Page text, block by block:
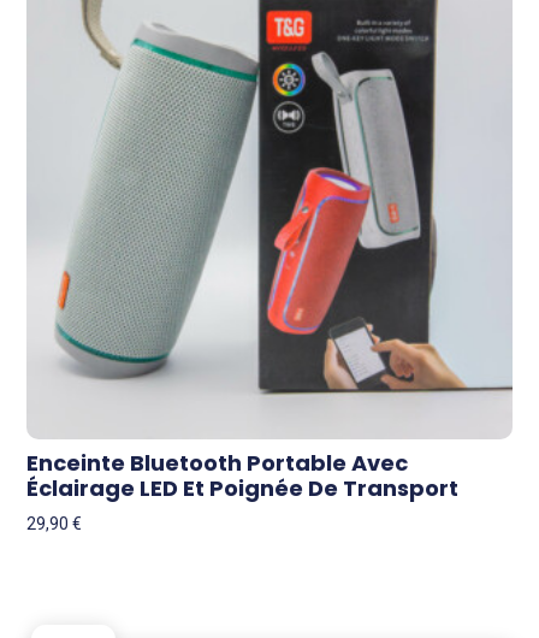
Enceinte Bluetooth Portable Avec
Éclairage LED Et Poignée De Transport
29,90€